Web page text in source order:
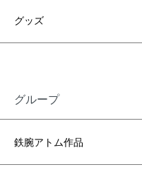
グッズ
グループ
鉄腕アトム作品